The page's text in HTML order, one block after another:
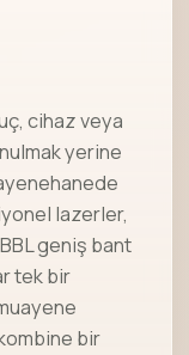
cihaz veya
yerine
lazerler,
geniş bant
tek bir
bir